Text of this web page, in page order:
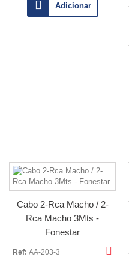
Adicionar
Cabo 2-Rca Macho / 2-
Rca Macho 3Mts -
Fonestar
Ref: AA-203-3